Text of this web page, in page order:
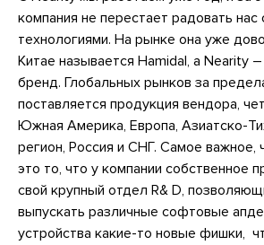
компания не перестает радовать нас
технологиями. На рынке она уже
Китае называется Hamidal, а Nearity
бренд. Глобальных рынков за
поставляется продукция вендора,
Южная Америка, Европа, Азиатско-
регион, Россия и СНГ. Самое важное,
это то, что у компании собственное
свой крупный отдел R& D,
выпускать различные софтовые
устройства какие-то новые фишки,